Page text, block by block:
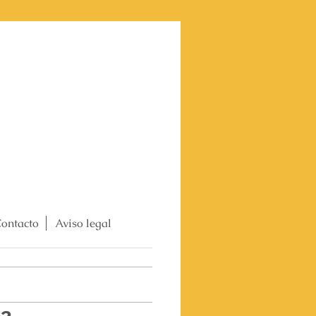
Aviso legal